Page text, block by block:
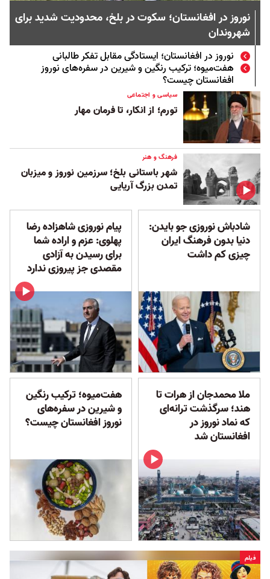
نوروز در افغانستان؛ سکوت در بلخ، محدودیت شدید برای
شهروندان
نوروز در افغانستان؛ ایستادگی مقابل تفکر طالبانی
هفت‌میوه؛ ترکیب رنگین و شیرین در سفره‌های نوروز
افغانستان چیست؟
سیاسی و اجتماعی
تورم؛ از انکار، تا فرمان مهار
فرهنگ و هنر
شهر باستانی بلخ؛ سرزمین نوروز و میزبان
تمدن بزرگ آریایی
شادباش نوروزی جو بایدن‌:‌
دنیا بدون فرهنگ ایران
چیزی کم داشت
پیام نوروزی شاهزاده رضا
پهلوی: عزم و اراده شما
برای رسیدن به آزادی
مقصدی جز پیروزی ندارد
ملا محمدجان از هرات تا
هند؛ سرگذشت ترانه‌ای
که نماد نوروز در
افغانستان شد
هفت‌میوه؛ ترکیب رنگین
و شیرین در سفره‌های
نوروز افغانستان چیست؟
فیلم